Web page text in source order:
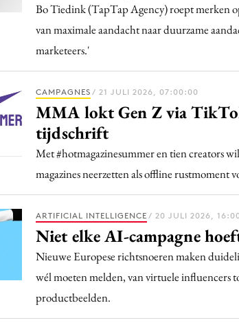
Bo Tiedink (TapTap Agency) roept merken
van maximale aandacht naar duurzame
marketeers.'
CAMPAGNES / 21 JULI 2026, 07:00:00
MMA lokt Gen Z via
tijdschrift
Met #hotmagazinesummer en tien creators
magazines neerzetten als offline rustmoment
ARTIFICIAL INTELLIGENCE / 20 JULI 2026,
Niet elke AI-campagne
Nieuwe Europese richtsnoeren maken
wél moeten melden, van virtuele influencers
productbeelden.